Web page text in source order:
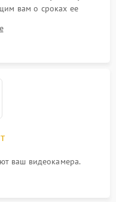
вам о сроках ее
ваш видеокамера.